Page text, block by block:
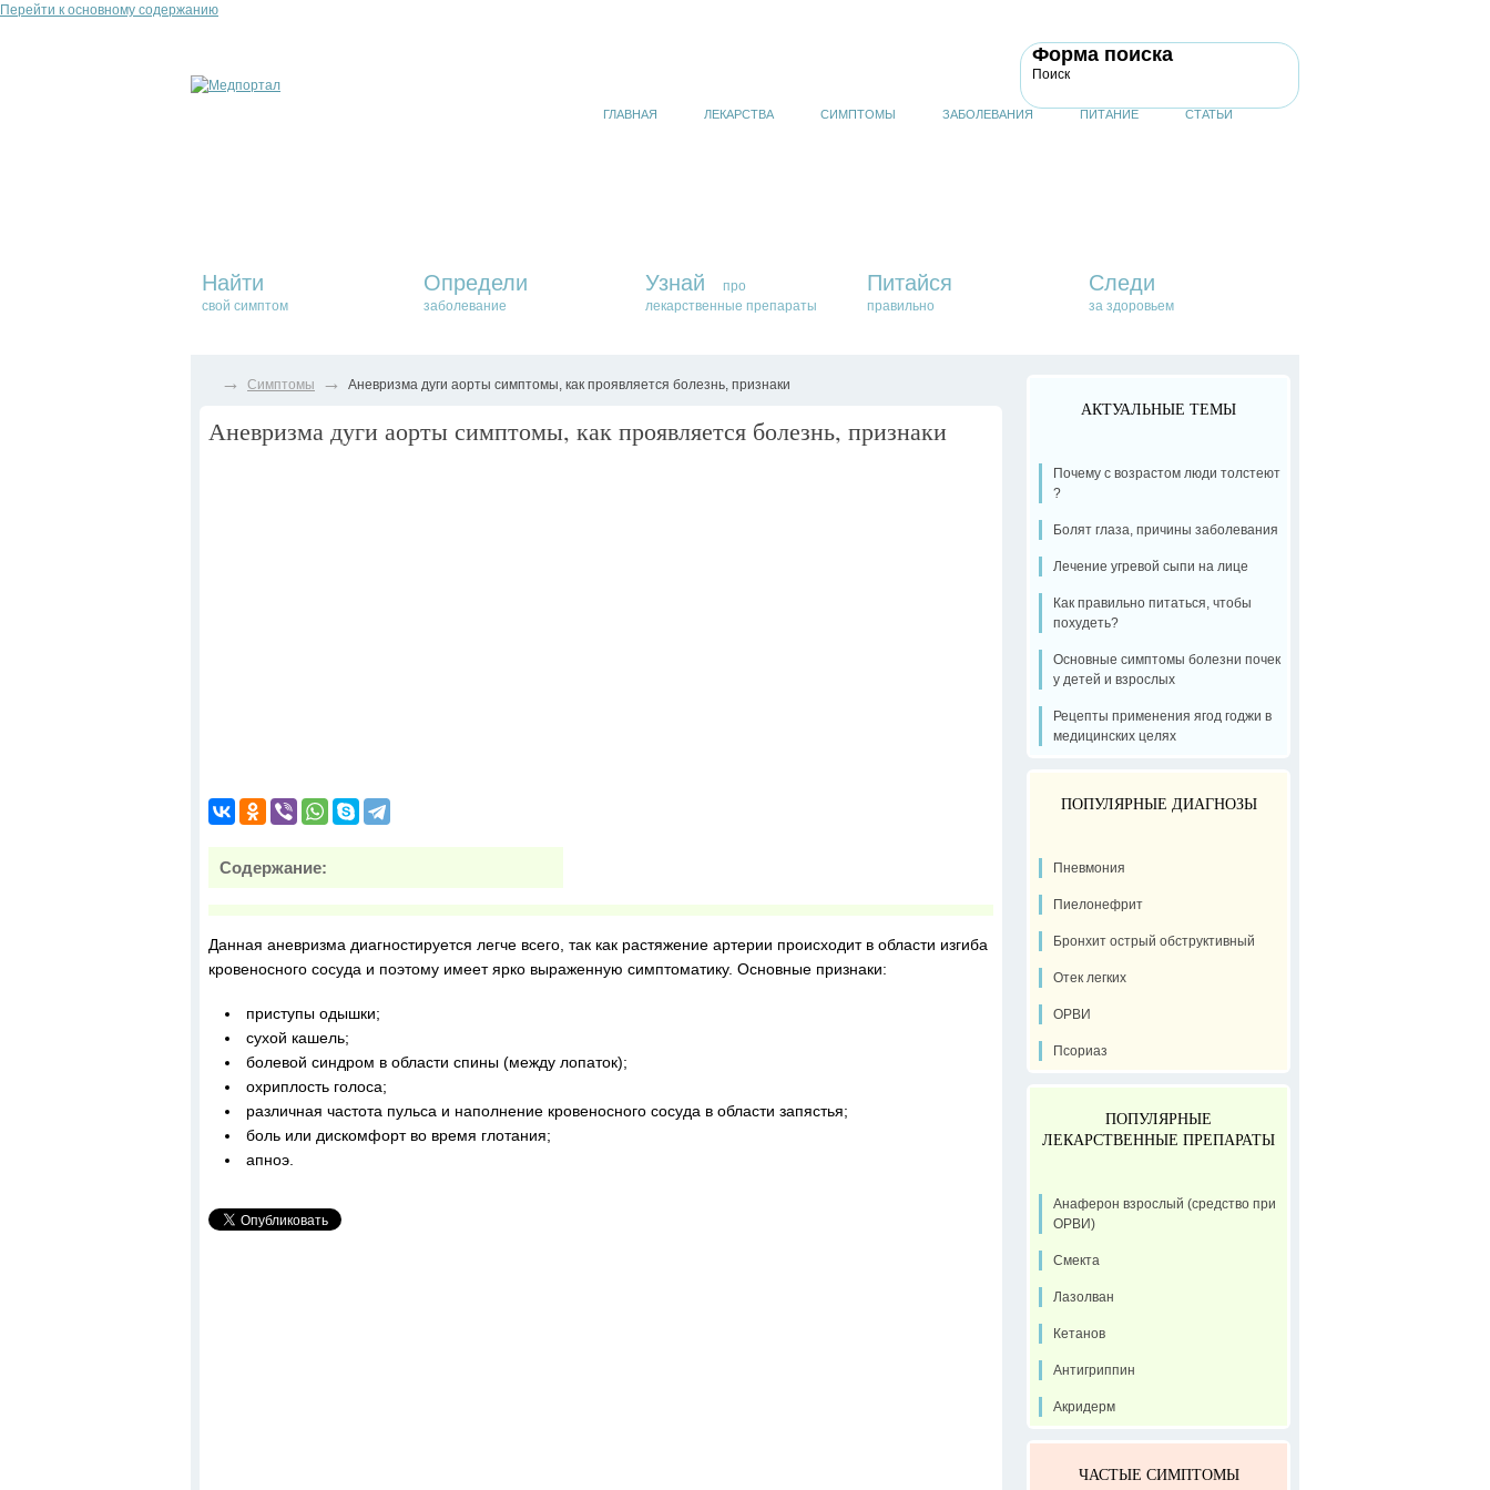
Перейти к основному содержанию
Форма поиска
Поиск
ГЛАВНАЯ ЛЕКАРСТВА СИМПТОМЫ ЗАБОЛЕВАНИЯ ПИТАНИЕ СТАТЬИ
Найти
свой симптом
Определи
заболевание
Узнай
про
лекарственные препараты
Питайся
правильно
Следи
за здоровьем
→ Симптомы → Аневризма дуги аорты симптомы, как проявляется болезнь, признаки
Аневризма дуги аорты симптомы, как проявляется болезнь, признаки
Содержание:
Данная аневризма диагностируется легче всего, так как растяжение артерии происходит в области изгиба
кровеносного сосуда и поэтому имеет ярко выраженную симптоматику. Основные признаки:
приступы одышки;
сухой кашель;
болевой синдром в области спины (между лопаток);
охриплость голоса;
различная частота пульса и наполнение кровеносного сосуда в области запястья;
боль или дискомфорт во время глотания;
апноэ.
АКТУАЛЬНЫЕ ТЕМЫ
Почему с возрастом люди толстеют
?
Болят глаза, причины заболевания
Лечение угревой сыпи на лице
Как правильно питаться, чтобы
похудеть?
Основные симптомы болезни почек
у детей и взрослых
Рецепты применения ягод годжи в
медицинских целях
ПОПУЛЯРНЫЕ ДИАГНОЗЫ
Пневмония
Пиелонефрит
Бронхит острый обструктивный
Отек легких
ОРВИ
Псориаз
ПОПУЛЯРНЫЕ
ЛЕКАРСТВЕННЫЕ ПРЕПАРАТЫ
Анаферон взрослый (средство при
ОРВИ)
Смекта
Лазолван
Кетанов
Антигриппин
Акридерм
ЧАСТЫЕ СИМПТОМЫ